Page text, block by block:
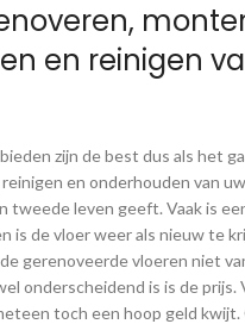
en reinigen
zijn de best dus als het
en onderhouden van
tweede leven geeft. Vaak is
is de vloer weer als nieuw te
gerenoveerde vloeren niet
onderscheidend is is de prijs.
toch een hoop geld kwijt.